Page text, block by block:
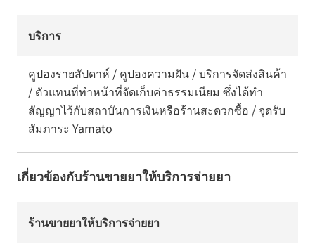
บริการ
คูปองรายสัปดาห์ / คูปองความฝัน / บริการจัดส่งสินค้า
/ ตัวแทนที่ทำหน้าที่จัดเก็บค่าธรรมเนียม ซึ่งได้ทำ
สัญญาไว้กับสถาบันการเงินหรือร้านสะดวกซื้อ / จุดรับ
สัมภาระ Yamato
เกี่ยวข้องกับร้านขายยาให้บริการจ่ายยา
ร้านขายยาให้บริการจ่ายยา